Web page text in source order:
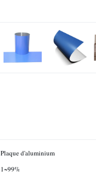
Plaque d'aluminium
1~99%